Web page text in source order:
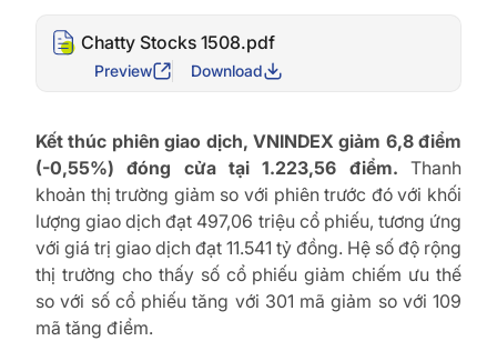
Chatty Stocks 1508.pdf
Preview Download
Kết thúc phiên giao dịch, VNINDEX giảm 6,8 điểm
(-0,55%) đóng cửa tại 1.223,56 điểm. Thanh
khoản thị trường giảm so với phiên trước đó với khối
lượng giao dịch đạt 497,06 triệu cổ phiếu, tương ứng
với giá trị giao dịch đạt 11.541 tỷ đồng. Hệ số độ rộng
thị trường cho thấy số cổ phiếu giảm chiếm ưu thế
so với số cổ phiếu tăng với 301 mã giảm so với 109
mã tăng điểm.